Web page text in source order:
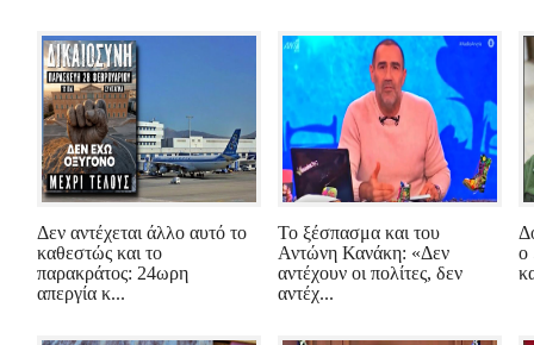
Δεν αντέχεται άλλο αυτό το
καθεστώς και το
παρακράτος: 24ωρη
απεργία κ...
Το ξέσπασμα και του
Αντώνη Κανάκη: «Δεν
αντέχουν οι πολίτες, δεν
αντέχ...
ο